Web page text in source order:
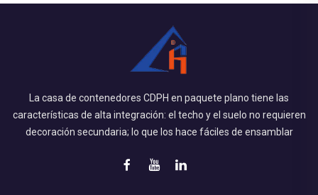
La casa de contenedores CDPH en paquete plano tiene las
características de alta integración: el techo y el suelo no requieren
decoración secundaria; lo que los hace fáciles de ensamblar